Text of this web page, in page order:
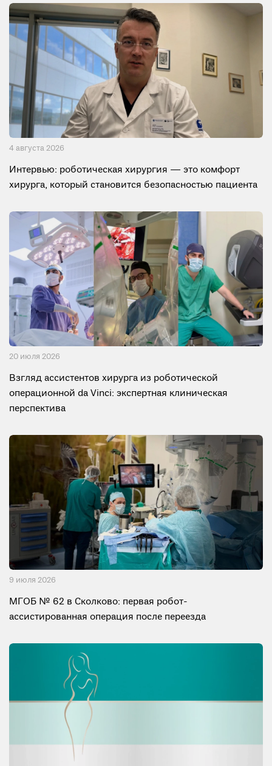
4 августа 2026
Интервью: роботическая хирургия — это комфорт
хирурга, который становится безопасностью пациента
20 июля 2026
Взгляд ассистентов хирурга из роботической
операционной da Vinci: экспертная клиническая
перспектива
9 июля 2026
МГОБ № 62 в Сколково: первая робот-
ассистированная операция после переезда